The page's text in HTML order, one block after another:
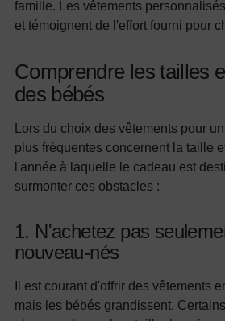
famille. Les vêtements
et témoignent de l'effort fourni pour
Comprendre les tailles
des bébés
Lors du choix des vêtements pour
plus fréquentes concernent la taille
l'année à laquelle le cadeau est
surmonter ces obstacles :
1. N'achetez pas
nouveau-nés
Il est courant d'offrir des vêtements
mais les bébés grandissent.